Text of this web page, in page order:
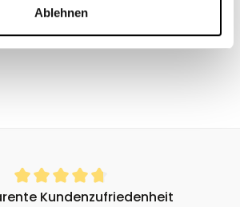
Ablehnen
Bewertung von 4.8 von 5 Sternen
Kundenzufriedenheit